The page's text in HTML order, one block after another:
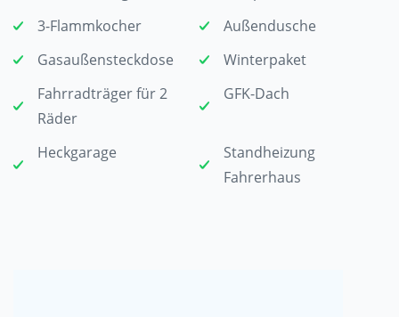
3-Flammkocher
Außendusche
Gasaußensteckdose
Winterpaket
Fahrradträger für 2
Räder
GFK-Dach
Heckgarage
Standheizung
Fahrerhaus